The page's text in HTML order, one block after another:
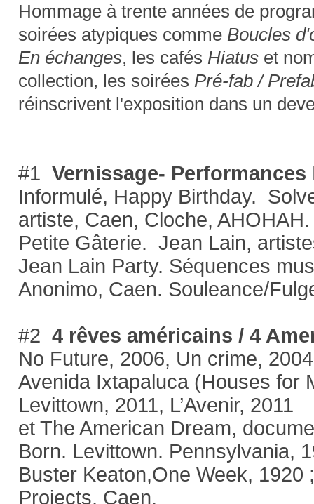
Hommage à trente années de
soirées atypiques comme Boucles
En échanges, les cafés Hiatus et
collection, les soirées Pré-fab /
réinscrivent l'exposition dans un
#1 Vernissage- Performances
Informulé, Happy Birthday.
artiste, Caen, Cloche,
Petite Gâterie. Jean Lain,
Jean Lain Party. Séquences
Anonimo, Caen. Souleance/
#2 4 rêves américains / 4
No Future, 2006, Un crime,
Avenida Ixtapaluca (Houses for
Levittown, 2011, L’Avenir, 2011
et The American Dream,
Born. Levittown. Pennsylvania,
Buster Keaton,One Week,
Projects, Caen.